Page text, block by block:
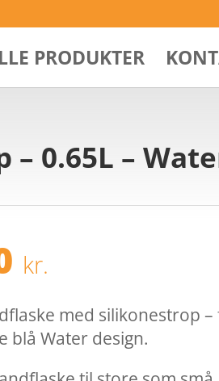
PRODUKTER
0.65L –
kr..
kr.
pris
er:
50,00 kr..
med silikonestrop –
blå Water design.